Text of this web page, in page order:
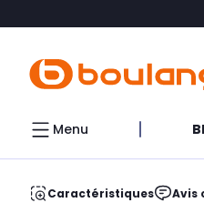
Menu
Caractéristiques Avis